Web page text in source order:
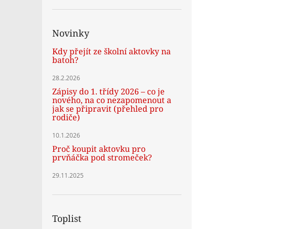
Novinky
Kdy přejít ze školní aktovky na
batoh?
28.2.2026
Zápisy do 1. třídy 2026 – co je
nového, na co nezapomenout a
jak se připravit (přehled pro
rodiče)
10.1.2026
Proč koupit aktovku pro
prvňáčka pod stromeček?
29.11.2025
Toplist